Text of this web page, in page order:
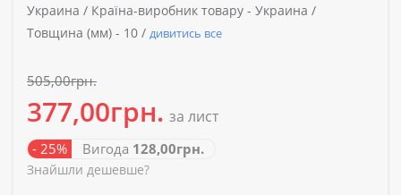
Украина / Країна-виробник товару - Украина /
Товщина (мм) - 10 / дивитись все
505,00грн.
377,00грн. за лист
- 25% Вигода 128,00грн.
Знайшли дешевше?